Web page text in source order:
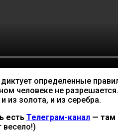
определенные
человеке не
из золота, и из серебра.
есть Телеграм-канал — там
весело!)